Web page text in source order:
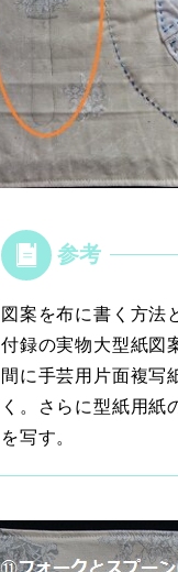
図案を布に書く方法
付録の実物大型紙図
間に手芸用片面複写
く。さらに型紙用紙
を写す。